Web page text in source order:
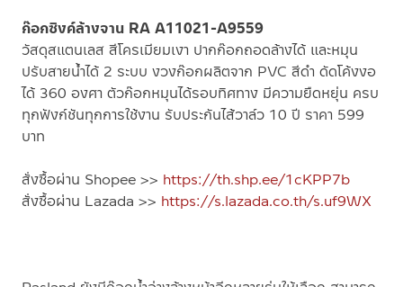
ก๊อกซิงค์ล้างจาน RA A11021-A9559
วัสดุสแตนเลส สีโครเมียมเงา ปากก๊อกถอดล้างได้ และหมุน
ปรับสายน้ำได้ 2 ระบบ งวงก๊อกผลิตจาก PVC สีดำ ดัดโค้งงอ
ได้ 360 องศา ตัวก๊อกหมุนได้รอบทิศทาง มีความยืดหยุ่น ครบ
ทุกฟังก์ชันทุกการใช้งาน รับประกันไส้วาล์ว 10 ปี ราคา 599
บาท
สั่งซื้อผ่าน Shopee >> https://th.shp.ee/1cKPP7b
สั่งซื้อผ่าน Lazada >> https://s.lazada.co.th/s.uf9WX